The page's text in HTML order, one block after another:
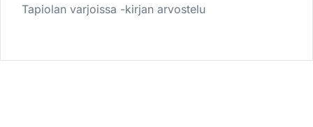
Tapiolan varjoissa -kirjan arvostelu